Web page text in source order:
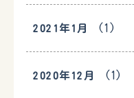
2021年1月 (1)
2020年12月 (1)